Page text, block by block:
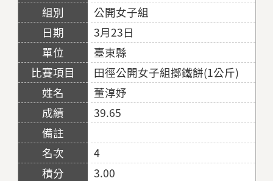
公開女子組
3月23日
臺東縣
田徑公開女子組擲鐵餅(1公斤)
董淳妤
39.65
4
3.00